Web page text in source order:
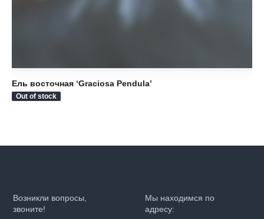
Ель восточная ‘Graciosa Pendula’
Out of stock
Возникли вопросы,
звоните!
Мы находимся по
адресу: